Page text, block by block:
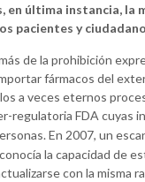
en última instancia, la
pacientes y
de la prohibición
fármacos del
a veces eternos
regulatoria FDA cuyas
En 2007, un
la capacidad de
con la misma